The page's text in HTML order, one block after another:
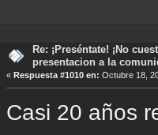
Re: ¡Preséntate! ¡No
presentacion a la
«Respuesta #1010 en: Octubre 18,
Casi 20 años